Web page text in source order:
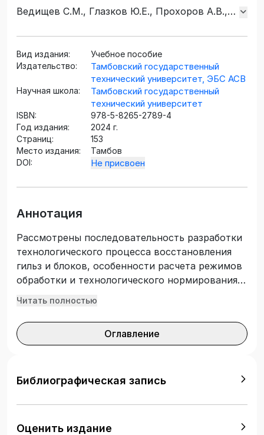
Ведищев С.М., Глазков Ю.Е., Прохоров А.В.,
Вид издания:
Учебное пособие
Издательство:
Тамбовский государственный
технический университет, ЭБС АСВ
Научная школа:
Тамбовский государственный
технический университет
ISBN:
978-5-8265-2789-4
Год издания:
2024 г.
Страниц:
153
Место издания:
Тамбов
DOI:
Не присвоен
Аннотация
Рассмотрены последовательность разработки
технологического процесса восстановления
гильз и блоков, особенности расчета режимов
обработки и технологического нормирования
ремонтных операций, приведены справочные
курсовой работы. Предназначено для
бакалавров, обучающихся по направлениям
машин и комплексов» и магистров по
23.04.03 «Эксплуатация транспортно-
технологических машин и комплексов». Может
Читать полностью
Оглавление
Библиографическая запись
Оценить издание